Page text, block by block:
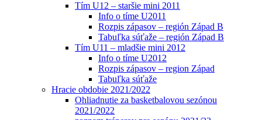
Tím U12 – staršie mini 2011
Info o tíme U2011
Rozpis zápasov – región Západ B
Tabuľka súťaže – región Západ B
Tím U11 – mladšie mini 2012
Info o tíme U2012
Rozpis zápasov – region Západ
Tabuľka súťaže
Hracie obdobie 2021/2022
Ohliadnutie za basketbalovou sezónou
2021/2022